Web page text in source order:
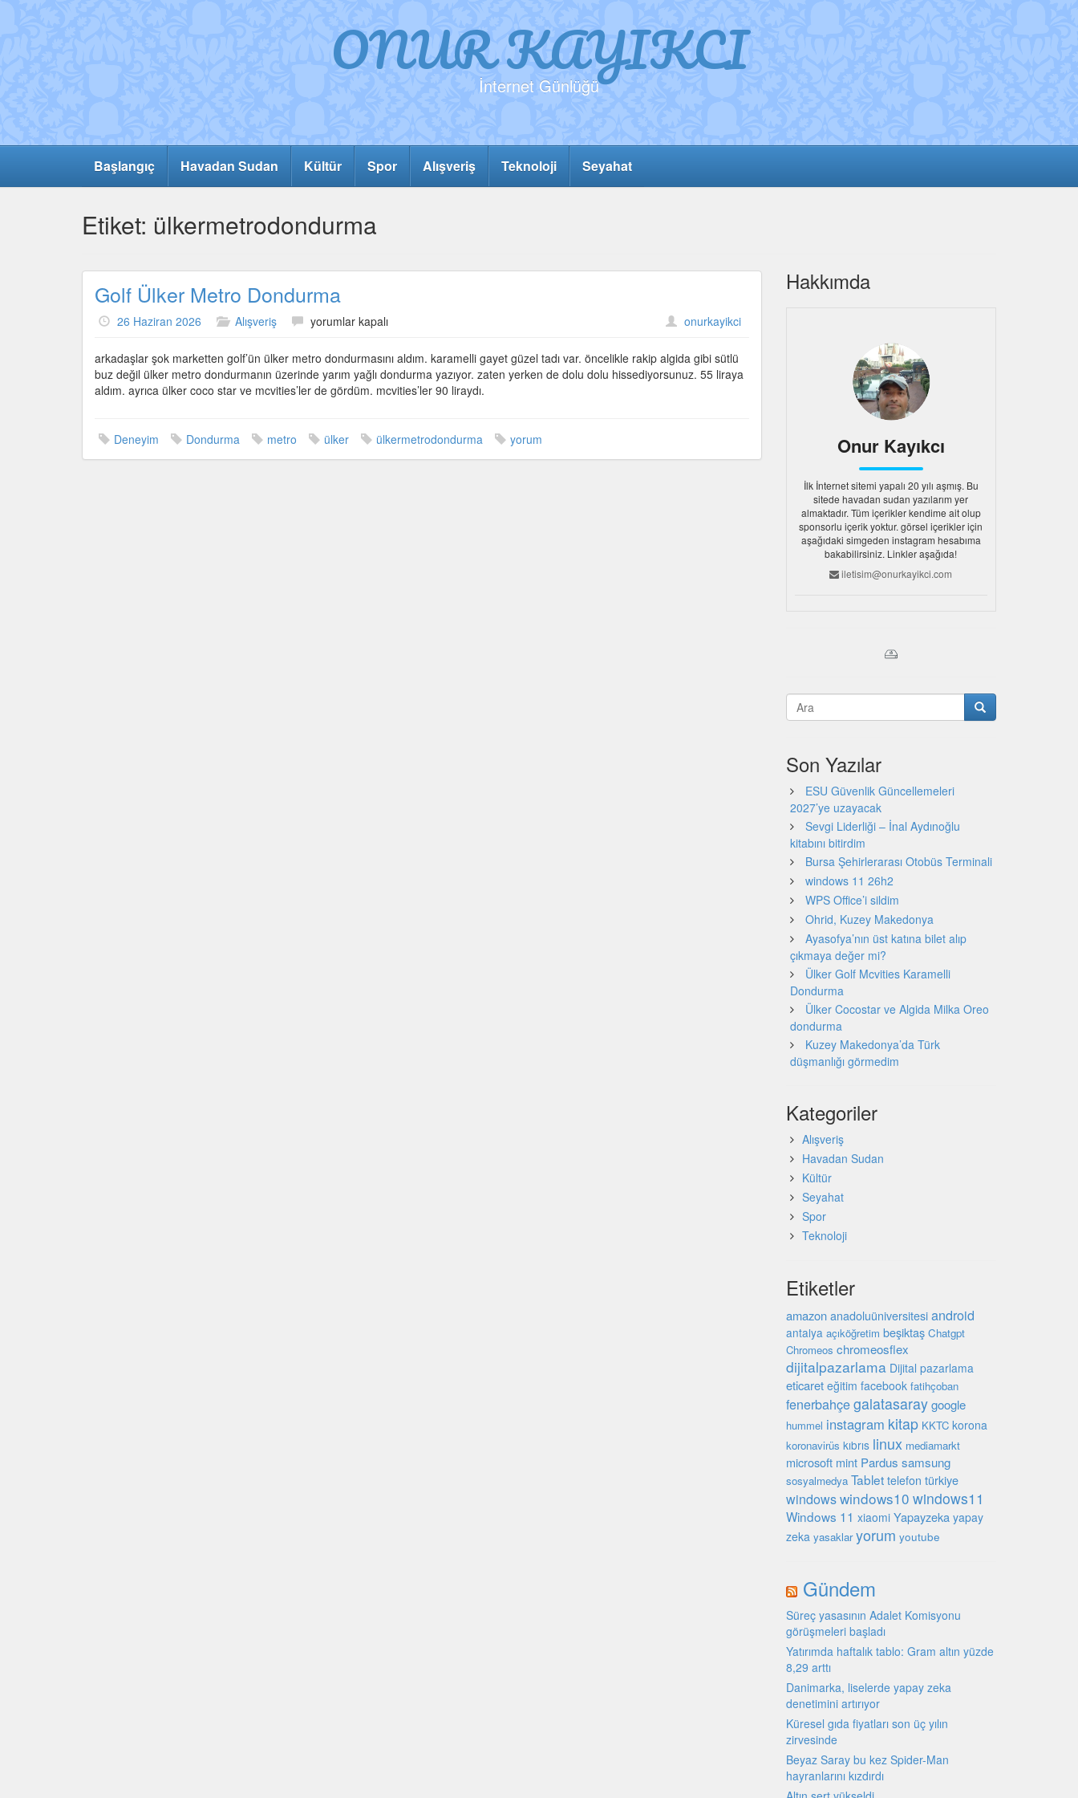
ONUR KAYIKCI
İnternet Günlüğü
Başlangıç Havadan Sudan Kültür Spor Alışveriş Teknoloji Seyahat
Etiket: ülkermetrodondurma
Golf Ülker Metro Dondurma
26 Haziran 2026 Alışveriş
Golf
Metro
Dondurma
için
yorumlar kapalı onurkayikci
arkadaşlar şok marketten golf’ün ülker metro dondurmasını aldım. karamelli gayet güzel tadı var. öncelikle rakip algida gibi sütlü
buz değil ülker metro dondurmanın üzerinde yarım yağlı dondurma yazıyor. zaten yerken de dolu dolu hissediyorsunuz. 55 liraya
aldım. ayrıca ülker coco star ve mcvities’ler de gördüm. mcvities’ler 90 liraydı.
Deneyim Dondurma metro ülker ülkermetrodondurma yorum
Hakkımda
Onur Kayıkcı
İlk İnternet sitemi yapalı 20 yılı aşmış. Bu
sitede havadan sudan yazılarım yer
almaktadır. Tüm içerikler kendime ait olup
sponsorlu içerik yoktur. görsel içerikler için
aşağıdaki simgeden instagram hesabıma
bakabilirsiniz. Linkler aşağıda!
iletisim@onurkayikci.com
Son Yazılar
ESU Güvenlik Güncellemeleri
2027’ye uzayacak
Sevgi Liderliği – İnal Aydınoğlu
kitabını bitirdim
Bursa Şehirlerarası Otobüs Terminali
windows 11 26h2
WPS Office’i sildim
Ohrid, Kuzey Makedonya
Ayasofya’nın üst katına bilet alıp
çıkmaya değer mi?
Ülker Golf Mcvities Karamelli
Dondurma
Ülker Cocostar ve Algida Milka Oreo
dondurma
Kuzey Makedonya’da Türk
düşmanlığı görmedim
Kategoriler
Alışveriş
Havadan Sudan
Kültür
Seyahat
Spor
Teknoloji
Etiketler
amazon anadoluüniversitesi android
antalya açıköğretim beşiktaş Chatgpt
Chromeos chromeosflex
dijitalpazarlama Dijital pazarlama
eticaret eğitim facebook fatihçoban
fenerbahçegalatasaray google
hummel instagram kitap KKTC korona
koronavirüs kıbrıs linux mediamarkt
microsoft mint Pardus samsung
sosyalmedya Tablet telefon türkiye
windowswindows10 windows11
Windows 11 xiaomi Yapayzeka yapay
zeka yasaklar yorum youtube
Gündem
Süreç yasasının Adalet Komisyonu
görüşmeleri başladı
Yatırımda haftalık tablo: Gram altın yüzde
8,29 arttı
Danimarka, liselerde yapay zeka
denetimini artırıyor
Küresel gıda fiyatları son üç yılın
zirvesinde
Beyaz Saray bu kez Spider-Man
hayranlarını kızdırdı